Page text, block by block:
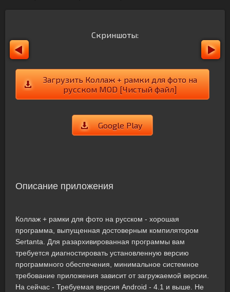
Скриншоты:
Загрузить Коллаж + рамки для фото на
русском MOD [Чистый файл]
Google Play
Описание приложения
Коллаж + рамки для фото на русском - хорошая
программа, выпущенная достоверным компилятором
Sertanta. Для разархивированная программы вам
требуется диагностировать установленную версию
программного обеспечения, минимальное системное
требование приложения зависит от загружаемой версии.
На сейчас - Требуемая версия Android - 4.1 и выше. Не